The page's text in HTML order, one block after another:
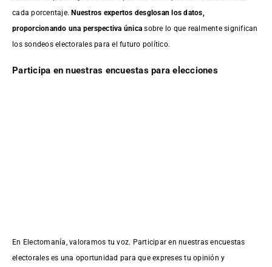
cada porcentaje.Nuestros expertos desglosan los datos,
proporcionando una perspectiva única sobre lo que realmente significan
los sondeos electorales para el futuro político.
Participa en nuestras encuestas para elecciones
En Electomanía, valoramos tu voz. Participar en nuestras encuestas
electorales es una oportunidad para que expreses tu opinión y